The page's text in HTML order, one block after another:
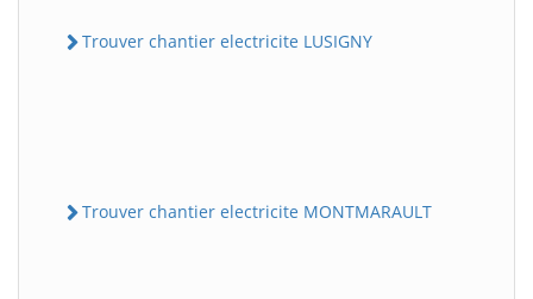
Trouver chantier electricite LUSIGNY
Trouver chantier electricite MONTMARAULT